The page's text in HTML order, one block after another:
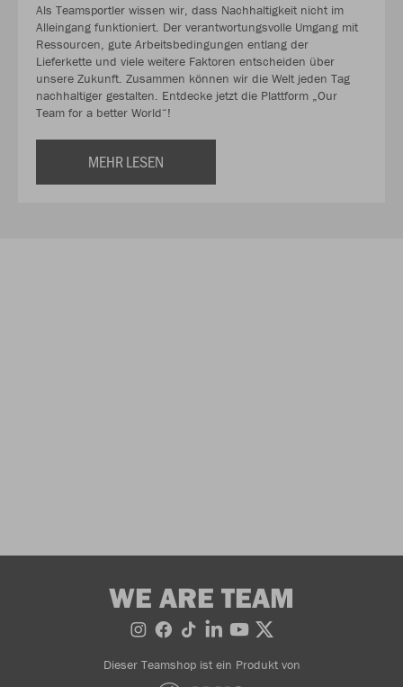
Als Teamsportler wissen wir, dass Nachhaltigkeit nicht im
Alleingang funktioniert. Der verantwortungsvolle Umgang mit
Ressourcen, gute Arbeitsbedingungen entlang der
Lieferkette und viele weitere Faktoren entscheiden über
unsere Zukunft. Zusammen können wir die Welt jeden Tag
nachhaltiger gestalten. Entdecke jetzt die Plattform „Our
Team for a better World“!
MEHR LESEN
WE ARE TEAM
Dieser Teamshop ist ein Produkt von